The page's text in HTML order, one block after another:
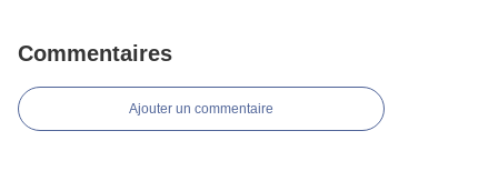
Commentaires
Ajouter un commentaire